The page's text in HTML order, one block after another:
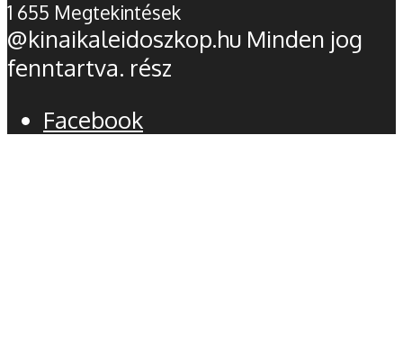
1 655 Megtekintések
@kinaikaleidoszkop.hu Minden jog
fenntartva. rész
Facebook